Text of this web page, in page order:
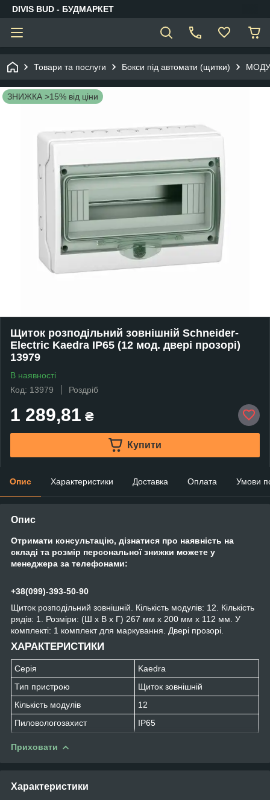
DIVIS BUD - БУДМАРКЕТ
Товари та послуги Бокси під автомати (щитки)
ЗНИЖКА >15% від ціни
Щиток розподільний зовнішній Schneider-
Electric Kaedra IP65 (12 мод. двері прозорі)
13979
В наявності
Код: 13979
Роздріб
1 289,81 ₴
Купити
Опис Характеристики Доставка Оплата Умови
Опис
Отримати консультацію, дізнатися про наявність на
складі та розмір персональної знижки можете у
менеджера за телефонами:
+38(099)-393-50-90
Щиток розподільний зовнішній. Кількість модулів: 12. Кількість
рядів: 1. Розміри: (Ш х В х Г) 267 мм х 200 мм х 112 мм. У
комплекті: 1 комплект для маркування. Двері прозорі.
ХАРАКТЕРИСТИКИ
Серія
Kaedra
Тип пристрою
Щиток зовнішній
Кількість модулів
12
Пиловологозахист
IP65
Приховати
Характеристики